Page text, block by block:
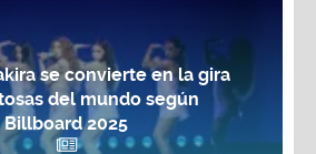
se convierte en la gira
del mundo según
Billboard 2025